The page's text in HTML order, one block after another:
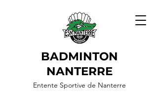
BADMINTON
NANTERRE
Entente Sportive de Nanterre